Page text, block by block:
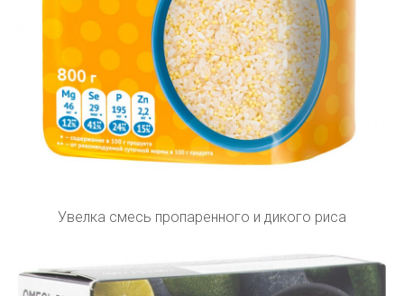
Увелка смесь пропаренного и дикого риса